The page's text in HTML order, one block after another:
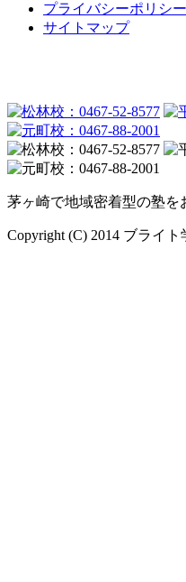
プライバシーポリシー
サイトマップ
茅ヶ崎で地域密着型の塾を
Copyright (C) 2014 ブライト